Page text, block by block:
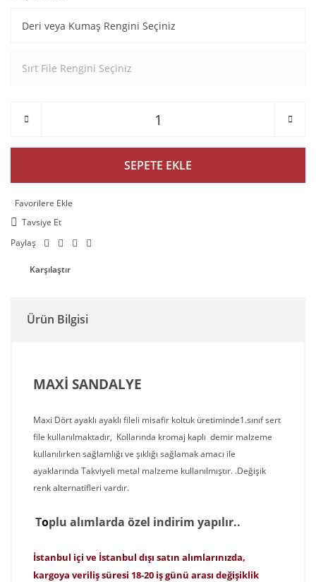
SEPETE EKLE
Tavsiye Et
Paylaş
Karşılaştır
Ürün Bilgisi
MAXİ SANDALYE
Maxi Dört ayaklı ayaklı fileli misafir koltuk üretiminde1.sınıf sert
file kullanılmaktadır, Kollarında kromaj kaplı demir malzeme
kullanılırken sağlamlığı ve şıklığı sağlamak amacı ile
ayaklarında Takviyeli metal malzeme kullanılmıştır. .Değişik
renk alternatifleri vardır.
Toplu alımlarda özel indirim yapılır..
İstanbul içi ve İstanbul dışı satın alımlarınızda,
kargoya veriliş süresi 18-20 iş günü arası değişiklik